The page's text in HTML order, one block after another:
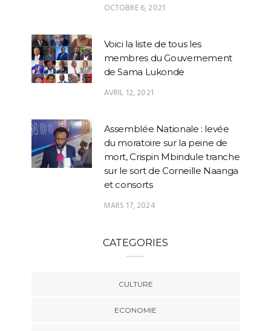
OCTOBRE 6, 2021
Voici la liste de tous les
membres du Gouvernement
de Sama Lukonde
AVRIL 12, 2021
Assemblée Nationale : levée
du moratoire sur la peine de
mort, Crispin Mbindule tranche
sur le sort de Corneille Naanga
et consorts
MARS 17, 2024
CATEGORIES
CULTURE
ECONOMIE